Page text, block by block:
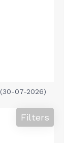
(30-07-2026)
Filters